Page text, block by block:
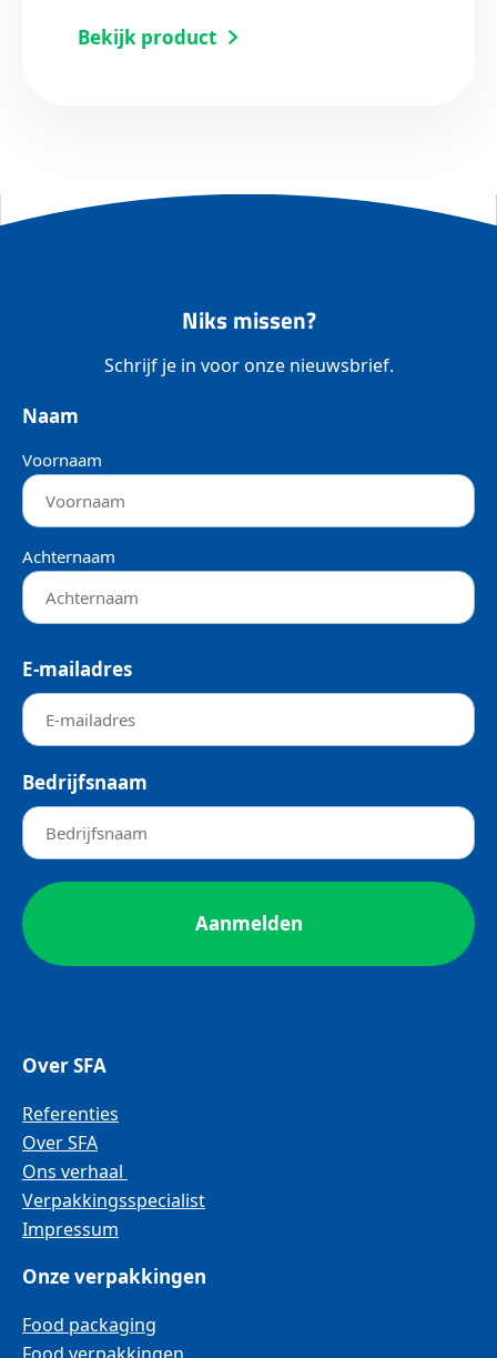
Bekijk product
Niks missen?
Schrijf je in voor onze nieuwsbrief.
Naam
Voornaam
Achternaam
E-mailadres
Bedrijfsnaam
Over SFA
Referenties
Over SFA
Ons verhaal
Verpakkingsspecialist
Impressum
Onze verpakkingen
Food packaging